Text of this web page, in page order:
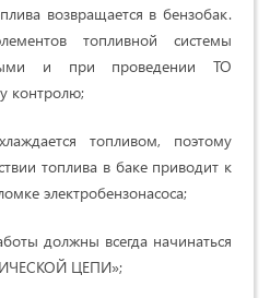
возвращается в бензобак.
топливной системы
и при проведении ТО
контролю;
топливом, поэтому
топлива в баке приводит к
электробензонасоса;
должны всегда начинаться
ЦЕПИ»;